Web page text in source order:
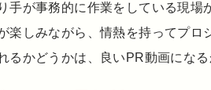
手が事務的に作業をしている現
楽しみながら、情熱を持ってプ
るかどうかは、良いPR動画にな